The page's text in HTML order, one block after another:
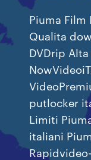
Piuma Film
Qualita
DVDrip
putlocker
Limiti
italiani